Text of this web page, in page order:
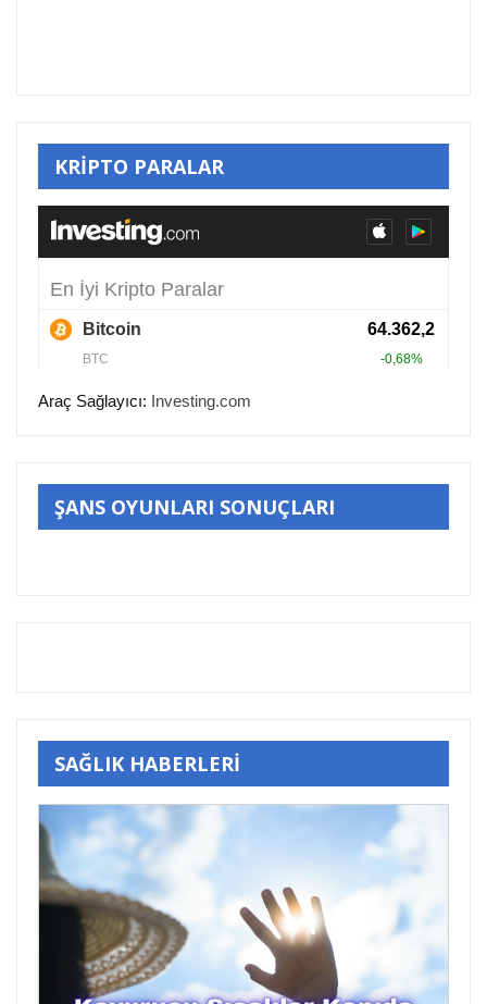
KRİPTO PARALAR
Araç Sağlayıcı: Investing.com
ŞANS OYUNLARI SONUÇLARI
SAĞLIK HABERLERİ